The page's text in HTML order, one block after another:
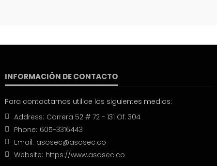
INFORMACIÓN DE CONTACTO
Para contactarnos utilice los siguientes medios:
Address: Carrera 52 # 72 - 131 Of. 304
Phone: 605-3316443
Email: asosec@asosec.co
Website: https://www.asosec.co